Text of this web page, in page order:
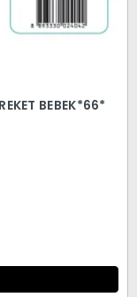
BEBEK*66*